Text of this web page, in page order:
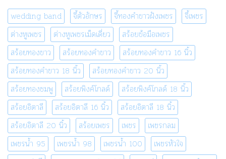
wedding band จี้ตัวอักษร จี้ทองคำขาวฝังเพชร
จี้เพชร
ต่างหูเพชร
ต่างหูเพชรเม็ดเดี่ยว
สร้อยข้อมือเพชร
สร้อยทองขาว
สร้อยทองคำขาว
สร้อยทองคำขาว 16 นิ้ว
สร้อยทองคำขาว 18 นิ้ว
สร้อยทองคำขาว 20 นิ้ว
สร้อยทองชมพู
สร้อยพิงค์โกลด์
สร้อยพิงค์โกลด์ 18 นิ้ว
สร้อยอิตาลี
สร้อยอิตาลี 16 นิ้ว
สร้อยอิตาลี 18 นิ้ว
สร้อยอิตาลี 20 นิ้ว
สร้อยเพชร เพชร
เพชรกลม
เพชรน้ำ 95
เพชรน้ำ 98 เพชรน้ำ 100
เพชรหัวใจ